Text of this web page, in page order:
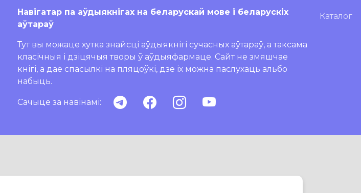
Навігатар па аўдыякнігах на беларускай мове і беларускіх
аўтараў
Тут вы можаце хутка знайсці аўдыякнігі сучасных аўтараў, а таксама
класічныя і дзіцячыя творы ў аўдыяфармаце. Сайт не змяшчае
кнігі, а дае спасылкі на пляцоўкі, дзе іх можна паслухаць альбо
набыць.
Сачыце за навінамі:
Каталог